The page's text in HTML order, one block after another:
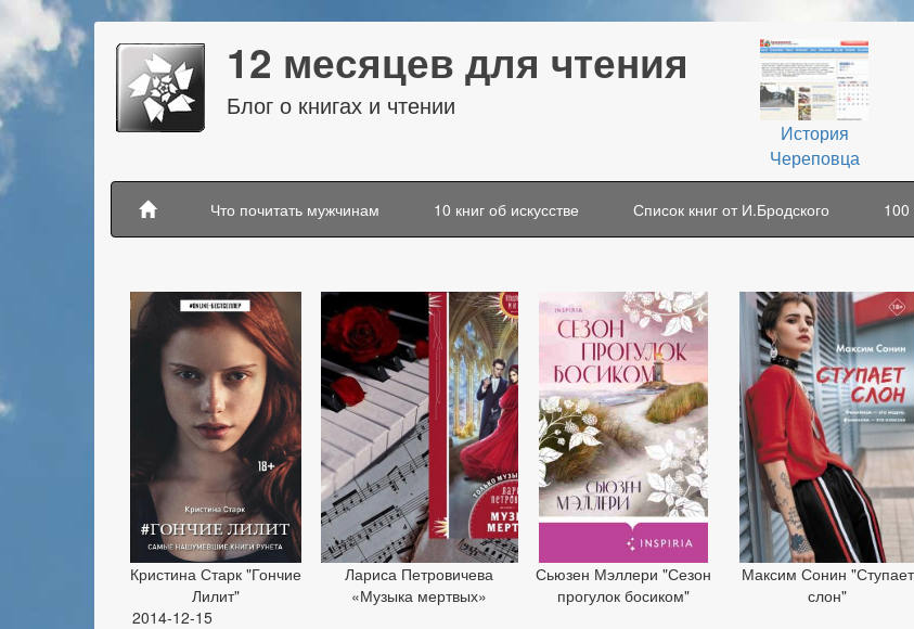
12 месяцев для чтения
Блог о книгах и чтении
История
Череповца
Что почитать мужчинам 10 книг об искусстве Список книг от И.Бродского 100
Кристина Старк "Гончие
Лилит"
Лариса Петровичева
«Музыка мертвых»
Сьюзен Мэллери "Сезон
прогулок босиком"
Максим Сонин "Ступает
слон"
2014-12-15